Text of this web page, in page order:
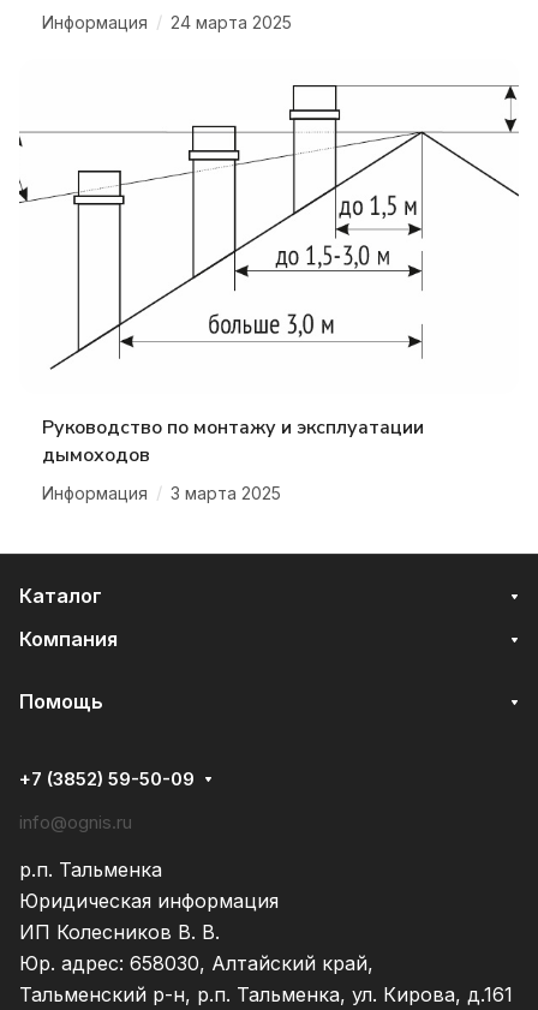
Информация / 24 марта 2025
Руководство по монтажу и эксплуатации
дымоходов
Информация / 3 марта 2025
Каталог
Компания
Помощь
+7 (3852) 59-50-09
info@ognis.ru
р.п. Тальменка
Юридическая информация
ИП Колесников В. В.
Юр. адрес: 658030, Алтайский край,
Тальменский р-н, р.п. Тальменка, ул. Кирова, д.161